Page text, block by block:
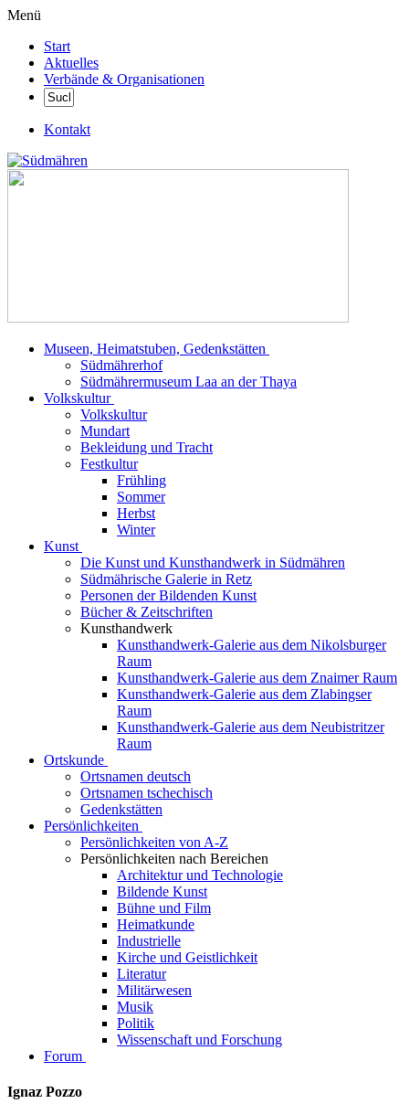
Menü
Start
Aktuelles
Verbände & Organisationen
Kontakt
Museen, Heimatstuben, Gedenkstätten
Südmährerhof
Südmährermuseum Laa an der Thaya
Volkskultur
Volkskultur
Mundart
Bekleidung und Tracht
Festkultur
Frühling
Sommer
Herbst
Winter
Kunst
Die Kunst und Kunsthandwerk in Südmähren
Südmährische Galerie in Retz
Personen der Bildenden Kunst
Bücher & Zeitschriften
Kunsthandwerk
Kunsthandwerk-Galerie aus dem Nikolsburger
Raum
Kunsthandwerk-Galerie aus dem Znaimer Raum
Kunsthandwerk-Galerie aus dem Zlabingser
Raum
Kunsthandwerk-Galerie aus dem Neubistritzer
Raum
Ortskunde
Ortsnamen deutsch
Ortsnamen tschechisch
Gedenkstätten
Persönlichkeiten
Persönlichkeiten von A-Z
Persönlichkeiten nach Bereichen
Architektur und Technologie
Bildende Kunst
Bühne und Film
Heimatkunde
Industrielle
Kirche und Geistlichkeit
Literatur
Militärwesen
Musik
Politik
Wissenschaft und Forschung
Forum
Ignaz Pozzo